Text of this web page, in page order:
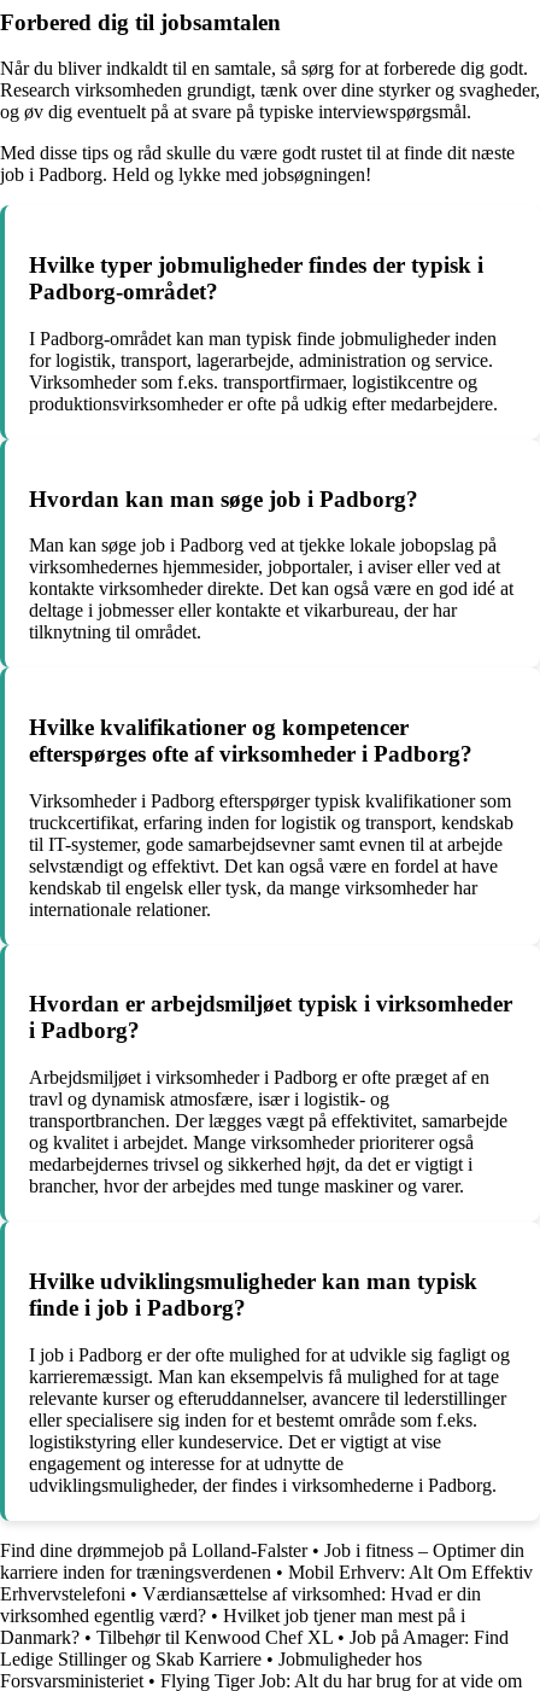
Forbered dig til jobsamtalen
Når du bliver indkaldt til en samtale, så sørg for at forberede dig godt.
Research virksomheden grundigt, tænk over dine styrker og svagheder,
og øv dig eventuelt på at svare på typiske interviewspørgsmål.
Med disse tips og råd skulle du være godt rustet til at finde dit næste
job i Padborg. Held og lykke med jobsøgningen!
Hvilke typer jobmuligheder findes der typisk i
Padborg-området?
I Padborg-området kan man typisk finde jobmuligheder inden
for logistik, transport, lagerarbejde, administration og service.
Virksomheder som f.eks. transportfirmaer, logistikcentre og
produktionsvirksomheder er ofte på udkig efter medarbejdere.
Hvordan kan man søge job i Padborg?
Man kan søge job i Padborg ved at tjekke lokale jobopslag på
virksomhedernes hjemmesider, jobportaler, i aviser eller ved at
kontakte virksomheder direkte. Det kan også være en god idé at
deltage i jobmesser eller kontakte et vikarbureau, der har
tilknytning til området.
Hvilke kvalifikationer og kompetencer
efterspørges ofte af virksomheder i Padborg?
Virksomheder i Padborg efterspørger typisk kvalifikationer som
truckcertifikat, erfaring inden for logistik og transport, kendskab
til IT-systemer, gode samarbejdsevner samt evnen til at arbejde
selvstændigt og effektivt. Det kan også være en fordel at have
kendskab til engelsk eller tysk, da mange virksomheder har
internationale relationer.
Hvordan er arbejdsmiljøet typisk i virksomheder
i Padborg?
Arbejdsmiljøet i virksomheder i Padborg er ofte præget af en
travl og dynamisk atmosfære, især i logistik- og
transportbranchen. Der lægges vægt på effektivitet, samarbejde
og kvalitet i arbejdet. Mange virksomheder prioriterer også
medarbejdernes trivsel og sikkerhed højt, da det er vigtigt i
brancher, hvor der arbejdes med tunge maskiner og varer.
Hvilke udviklingsmuligheder kan man typisk
finde i job i Padborg?
I job i Padborg er der ofte mulighed for at udvikle sig fagligt og
karrieremæssigt. Man kan eksempelvis få mulighed for at tage
relevante kurser og efteruddannelser, avancere til lederstillinger
eller specialisere sig inden for et bestemt område som f.eks.
logistikstyring eller kundeservice. Det er vigtigt at vise
engagement og interesse for at udnytte de
udviklingsmuligheder, der findes i virksomhederne i Padborg.
Find dine drømmejob på Lolland-Falster• Job i fitness – Optimer din
karriere inden for træningsverdenen • Mobil Erhverv: Alt Om Effektiv
Erhvervstelefoni • Værdiansættelse af virksomhed: Hvad er din
virksomhed egentlig værd? • Hvilket job tjener man mest på i
Danmark? • Tilbehør til Kenwood Chef XL • Job på Amager: Find
Ledige Stillinger og Skab Karriere • Jobmuligheder hos
Forsvarsministeriet • Flying Tiger Job: Alt du har brug for at vide om